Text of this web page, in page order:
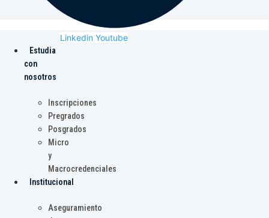
Linkedin Youtube
Estudia
con
nosotros
Inscripciones
Pregrados
Posgrados
Micro
y
Macrocredenciales
Institucional
Aseguramiento